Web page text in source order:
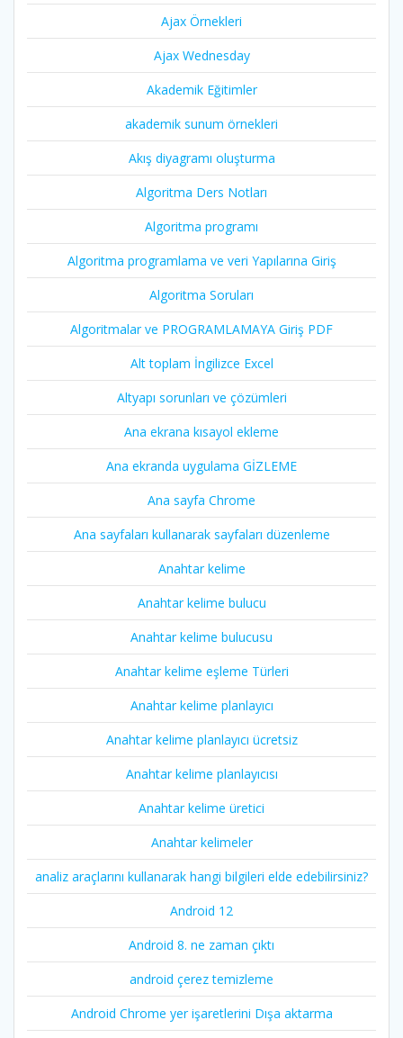
Ajax Örnekleri
Ajax Wednesday
Akademik Eğitimler
akademik sunum örnekleri
Akış diyagramı oluşturma
Algoritma Ders Notları
Algoritma programı
Algoritma programlama ve veri Yapılarına Giriş
Algoritma Soruları
Algoritmalar ve PROGRAMLAMAYA Giriş PDF
Alt toplam İngilizce Excel
Altyapı sorunları ve çözümleri
Ana ekrana kısayol ekleme
Ana ekranda uygulama GİZLEME
Ana sayfa Chrome
Ana sayfaları kullanarak sayfaları düzenleme
Anahtar kelime
Anahtar kelime bulucu
Anahtar kelime bulucusu
Anahtar kelime eşleme Türleri
Anahtar kelime planlayıcı
Anahtar kelime planlayıcı ücretsiz
Anahtar kelime planlayıcısı
Anahtar kelime üretici
Anahtar kelimeler
analiz araçlarını kullanarak hangi bilgileri elde edebilirsiniz?
Android 12
Android 8. ne zaman çıktı
android çerez temizleme
Android Chrome yer işaretlerini Dışa aktarma